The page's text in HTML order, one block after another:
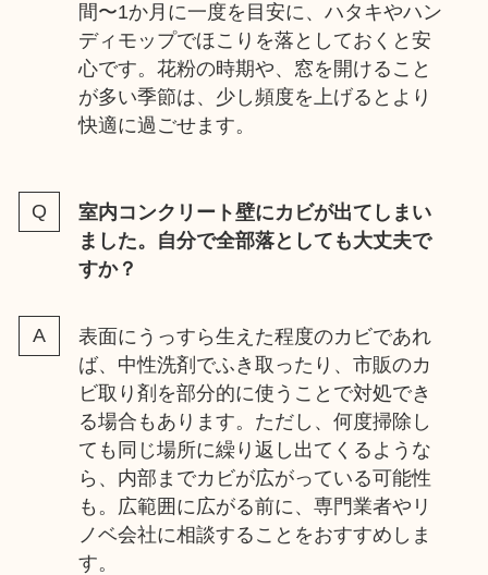
間〜1か月に一度を目安に、ハタキやハン
ディモップでほこりを落としておくと安
心です。花粉の時期や、窓を開けること
が多い季節は、少し頻度を上げるとより
快適に過ごせます。
室内コンクリート壁にカビが出てしまい
ました。自分で全部落としても大丈夫で
すか？
表面にうっすら生えた程度のカビであれ
ば、中性洗剤でふき取ったり、市販のカ
ビ取り剤を部分的に使うことで対処でき
る場合もあります。ただし、何度掃除し
ても同じ場所に繰り返し出てくるような
ら、内部までカビが広がっている可能性
も。広範囲に広がる前に、専門業者やリ
ノベ会社に相談することをおすすめしま
す。